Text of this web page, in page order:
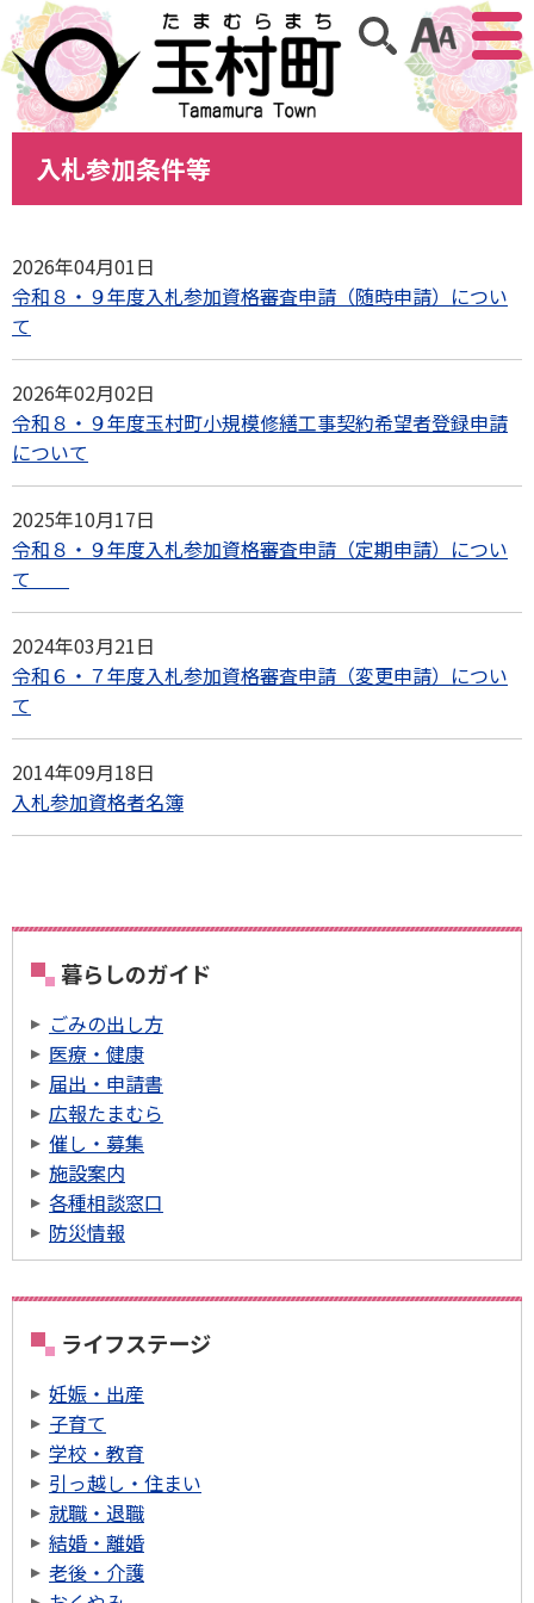
アクセ
サイト内検索
入札参加条件等
2026年04月01日
令和８・９年度入札参加資格審査申請（随時申請）につい
て
2026年02月02日
令和８・９年度玉村町小規模修繕工事契約希望者登録申請
について
2025年10月17日
令和８・９年度入札参加資格審査申請（定期申請）につい
て
2024年03月21日
令和６・７年度入札参加資格審査申請（変更申請）につい
て
2014年09月18日
入札参加資格者名簿
暮らしのガイド
ごみの出し方
医療・健康
届出・申請書
広報たまむら
催し・募集
施設案内
各種相談窓口
防災情報
ライフステージ
妊娠・出産
子育て
学校・教育
引っ越し・住まい
就職・退職
結婚・離婚
老後・介護